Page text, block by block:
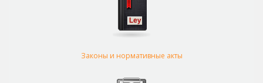
Законы и нормативные акты